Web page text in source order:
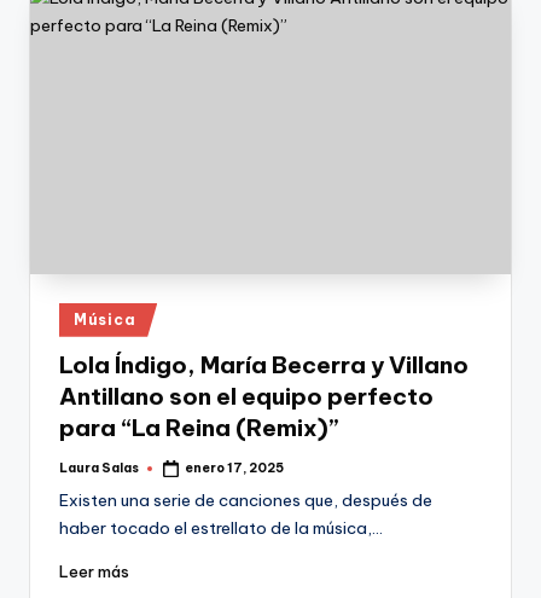
Publicado
en
Música
Lola Índigo, María Becerra y Villano
Antillano son el equipo perfecto
para “La Reina (Remix)”
Publicado
Laura Salas enero 17, 2025
Existen una serie de canciones que, después de
haber tocado el estrellato de la música,…
Leer más